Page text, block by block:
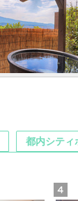
都内シティ